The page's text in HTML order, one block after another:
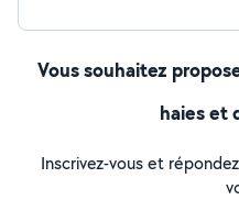
Vous souhaitez
haies et
Inscrivez-vous et